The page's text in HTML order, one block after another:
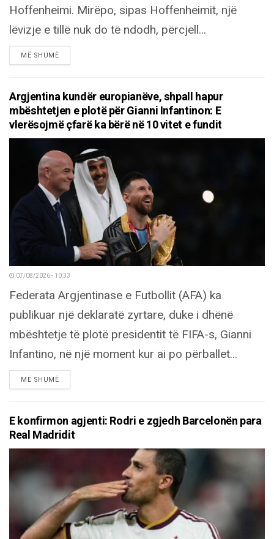
Hoffenheimi. Mirëpo, sipas Hoffenheimit, një
lëvizje e tillë nuk do të ndodh, përcjell...
MË SHUMËDETAILS
Argjentina kundër europianëve, shpall hapur
mbështetjen e plotë për Gianni Infantinon: E
vlerësojmë çfarë ka bërë në 10 vitet e fundit
07/08/2026 - 10:33
Federata Argjentinase e Futbollit (AFA) ka
publikuar një deklaratë zyrtare, duke i dhënë
mbështetje të plotë presidentit të FIFA-s, Gianni
Infantino, në një moment kur ai po përballet...
MË SHUMËDETAILS
E konfirmon agjenti: Rodri e zgjedh Barcelonën para
Real Madridit